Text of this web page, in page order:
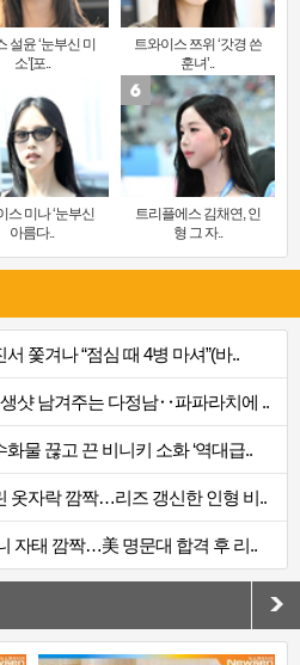
설윤 ‘눈부신 미
소’[포..
트와이스 쯔위 ‘갓경 쓴
훈녀’..
스 미나 ‘눈부신
아름다..
트리플에스 김채연, 인
형 그 자..
쫓겨나 “점심 때 4병 마셔”(바..
샷 남겨주는 다정남‥파파라치에 ..
물 끊고 끈 비니키 소화 ‘역대급..
옷자락 깜짝…리즈 갱신한 인형 비..
자태 깜짝…美 명문대 합격 후 리..